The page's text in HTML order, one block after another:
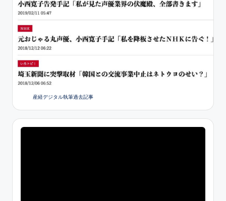
産経デジタル執筆過去記事